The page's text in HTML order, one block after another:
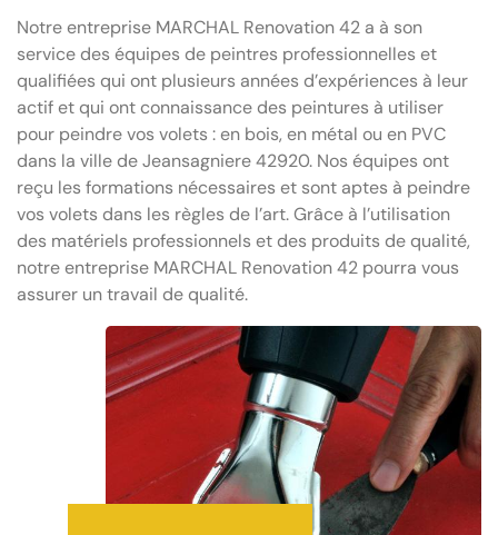
Notre entreprise MARCHAL Renovation 42 a à son
service des équipes de peintres professionnelles et
qualifiées qui ont plusieurs années d’expériences à leur
actif et qui ont connaissance des peintures à utiliser
pour peindre vos volets : en bois, en métal ou en PVC
dans la ville de Jeansagniere 42920. Nos équipes ont
reçu les formations nécessaires et sont aptes à peindre
vos volets dans les règles de l’art. Grâce à l’utilisation
des matériels professionnels et des produits de qualité,
notre entreprise MARCHAL Renovation 42 pourra vous
assurer un travail de qualité.